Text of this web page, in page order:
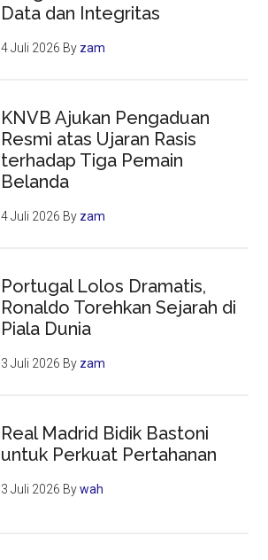
Data dan Integritas
4 Juli 2026 By zam
KNVB Ajukan Pengaduan
Resmi atas Ujaran Rasis
terhadap Tiga Pemain
Belanda
4 Juli 2026 By zam
Portugal Lolos Dramatis,
Ronaldo Torehkan Sejarah di
Piala Dunia
3 Juli 2026 By zam
Real Madrid Bidik Bastoni
untuk Perkuat Pertahanan
3 Juli 2026 Bywah